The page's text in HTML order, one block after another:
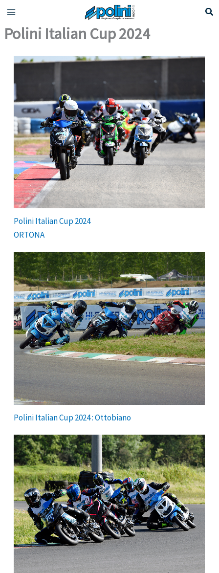
contenuto
Polini Italian Cup 2024
Polini Italian Cup 2024
ORTONA
Polini Italian Cup 2024 : Ottobiano